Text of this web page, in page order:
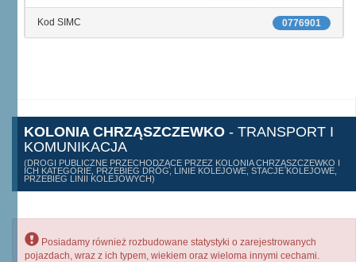
0776901
Kod SIMC
KOLONIA CHRZĄSZCZEWKO - TRANSPORT I
KOMUNIKACJA
(DROGI PUBLICZNE PRZECHODZĄCE PRZEZ KOLONIA CHRZĄSZCZEWKO I
ICH KATEGORIE, PRZEBIEG DRÓG, LINIE KOLEJOWE, STACJE KOLEJOWE,
PRZEBIEG LINII KOLEJOWYCH)
Posiadamy również rozbudowane statystyki o zarejestrowanych
pojazdach, wraz z ich typem, wiekiem oraz wieloma innymi cechami.